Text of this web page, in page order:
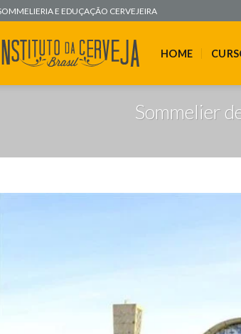
E EDUÇAÇÃO CERVEJEIRA
HOME
Sommelier